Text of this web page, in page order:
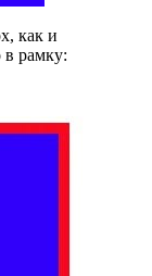
как и
в рамку: